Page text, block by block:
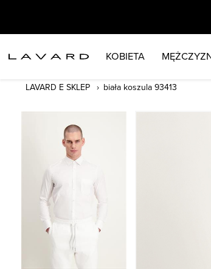
KOBIETA
LAVARD E SKLEP biała koszula 93413